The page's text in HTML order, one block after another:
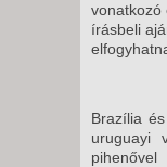
vonatkozó
írásbeli
Brazília
uruguayi
pihenővel